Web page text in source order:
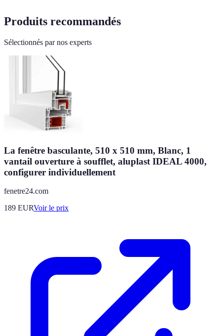
Produits recommandés
Sélectionnés par nos experts
La fenêtre basculante, 510 x 510 mm, Blanc, 1
vantail ouverture à soufflet, aluplast IDEAL 4000,
configurer individuellement
fenetre24.com
189 EURVoir le prix